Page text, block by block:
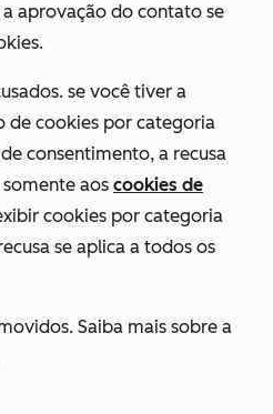
aprovação do contato se
se você tiver a
de cookies por categoria
consentimento, a recusa
aos cookies de
cookies por categoria
se aplica a todos os
Saiba mais sobre a